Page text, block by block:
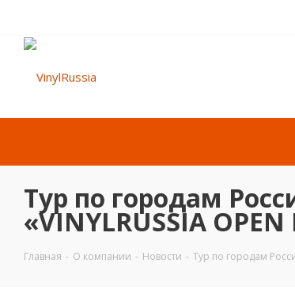
Тур по городам
«VINYLRUSSIA OPEN
Главная - О компании - Новости - Тур по городам